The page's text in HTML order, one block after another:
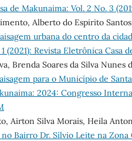
de Makunaima: Vol. 2 No. 3
Alberto do Espirito Santos
urbana do centro da
(2021): Revista Eletrônica Casa
Brenda Soares da Silva Nunes
para o Município de
2024: Congresso
Airton Silva Morais, Heila
Bairro Dr. Sílvio Leite na Zona